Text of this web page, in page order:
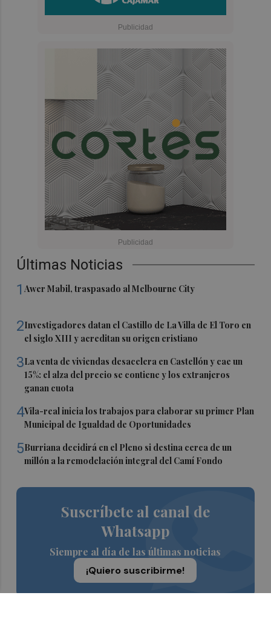
Últimas Noticias
1Awer Mabil, traspasado al Melbourne City
2Investigadores datan el Castillo de La Villa de El Toro en
el siglo XIII y acreditan su origen cristiano
3La venta de viviendas desacelera en Castellón y cae un
15%: el alza del precio se contiene y los extranjeros
ganan cuota
4Vila-real inicia los trabajos para elaborar su primer Plan
Municipal de Igualdad de Oportunidades
5Burriana decidirá en el Pleno si destina cerca de un
millón a la remodelación integral del Camí Fondo
Suscríbete al canal de
Whatsapp
Siempre al día de las últimas noticias
¡Quiero suscribirme!